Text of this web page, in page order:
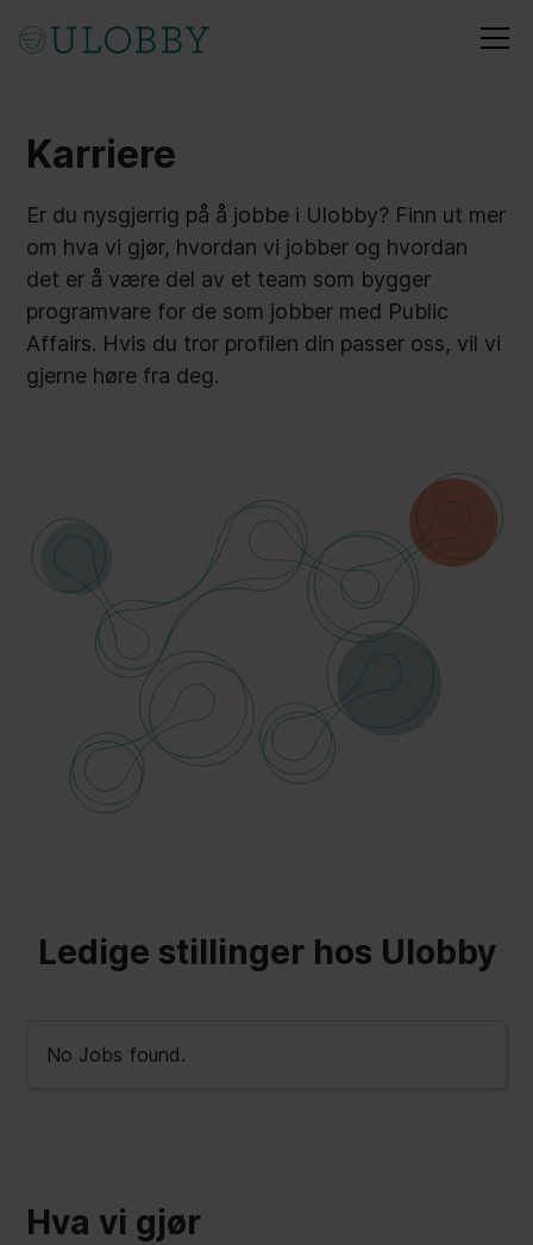
Karriere
Er du nysgjerrig på å jobbe i Ulobby? Finn ut mer
om hva vi gjør, hvordan vi jobber og hvordan
det er å være del av et team som bygger
programvare for de som jobber med Public
Affairs. Hvis du tror profilen din passer oss, vil vi
gjerne høre fra deg.
Ledige stillinger hos Ulobby
No Jobs found.
Hva vi gjør